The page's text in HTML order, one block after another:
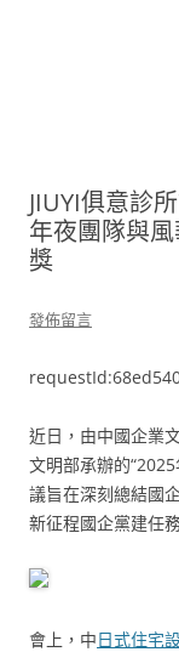
JIUYI俱意診
年夜團隊與
獎
發佈留言
近日，由中國企業
文明部承辦的
議旨在深刻總結國
新征程國企黨建任
會上，中日式住宅